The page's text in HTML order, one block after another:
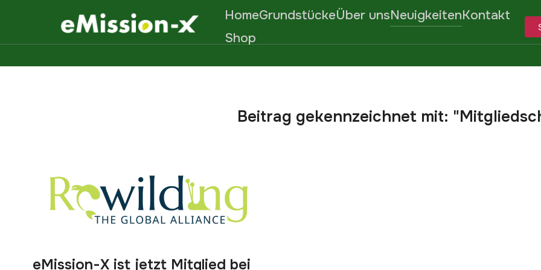
HomeGrundstückeÜber unsNeuigkeitenKontakt
Shop
Beitrag gekennzeichnet mit:
eMission-X ist jetzt Mitglied bei